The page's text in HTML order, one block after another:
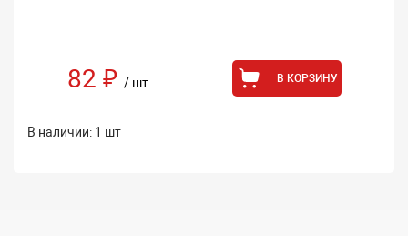
82 ₽ / шт В КОРЗИНУ
В наличии: 1 шт